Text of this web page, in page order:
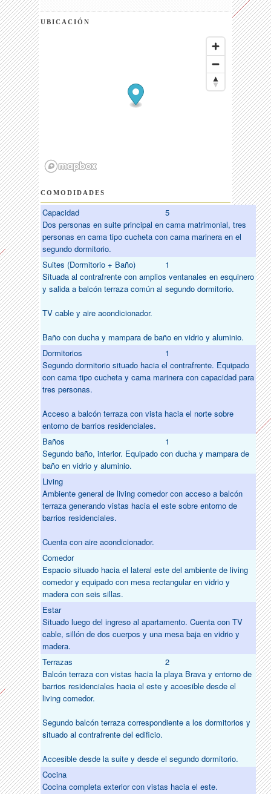
UBICACIÓN
COMODIDADES
Capacidad
5
Dos personas en suite principal en cama matrimonial, tres
personas en cama tipo cucheta con cama marinera en el
segundo dormitorio.
Suites (Dormitorio + Baño)
1
Situada al contrafrente con amplios ventanales en esquinero
y salida a balcón terraza común al segundo dormitorio.
TV cable y aire acondicionador.
Baño con ducha y mampara de baño en vidrio y aluminio.
Dormitorios
1
Segundo dormitorio situado hacia el contrafrente. Equipado
con cama tipo cucheta y cama marinera con capacidad para
tres personas.
Acceso a balcón terraza con vista hacia el norte sobre
entorno de barrios residenciales.
Baños
1
Segundo baño, interior. Equipado con ducha y mampara de
baño en vidrio y aluminio.
Living
Ambiente general de living comedor con acceso a balcón
terraza generando vistas hacia el este sobre entorno de
barrios residenciales.
Cuenta con aire acondicionador.
Comedor
Espacio situado hacia el lateral este del ambiente de living
comedor y equipado con mesa rectangular en vidrio y
madera con seis sillas.
Estar
Situado luego del ingreso al apartamento. Cuenta con TV
cable, sillón de dos cuerpos y una mesa baja en vidrio y
madera.
Terrazas
2
Balcón terraza con vistas hacia la playa Brava y entorno de
barrios residenciales hacia el este y accesible desde el
living comedor.
Segundo balcón terraza correspondiente a los dormitorios y
situado al contrafrente del edificio.
Accesible desde la suite y desde el segundo dormitorio.
Cocina
Cocina completa exterior con vistas hacia el este.